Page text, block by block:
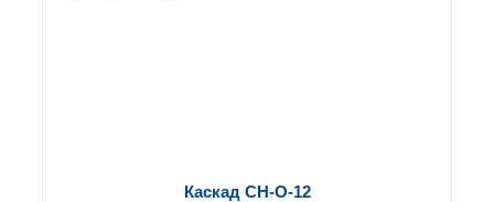
Каскад СН-О-12